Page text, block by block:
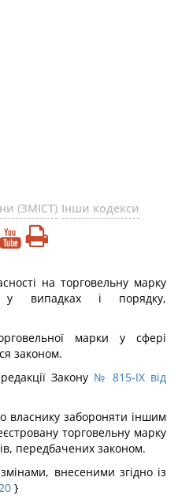
(ЗМІСТ) Інши кодекси
на торговельну марку
у випадках і порядку,
марки у сфері
законом.
Закону № 815-IX від
власнику забороняти іншим
торговельну марку
передбачених законом.
внесеними згідно із
}